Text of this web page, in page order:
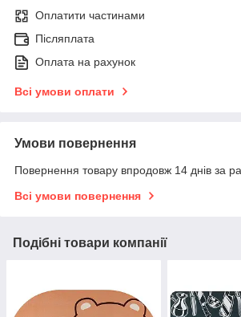
Оплатити частинами
Післяплата
Оплата на рахунок
Всі умови оплати
Умови повернення
Повернення товару впродовж 14 днів за
Всі умови повернення
Подібні товари компанії